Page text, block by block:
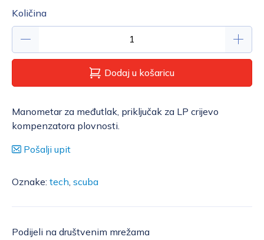
Količina
Dodaj u košaricu
Manometar za međutlak, priključak za LP crijevo
kompenzatora plovnosti.
Pošalji upit
Oznake: tech scuba
Podijeli na društvenim mrežama